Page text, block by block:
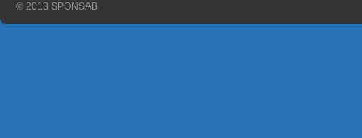
© 2013 SPONSAB